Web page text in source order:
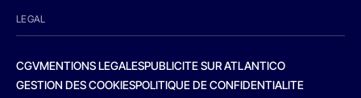
LEGAL
CGVMENTIONS LEGALESPUBLICITE SUR ATLANTICO
GESTION DES COOKIESPOLITIQUE DE CONFIDENTIALITE